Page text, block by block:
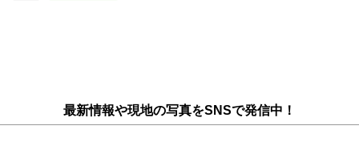
最新情報や現地の写真をSNSで発信中！